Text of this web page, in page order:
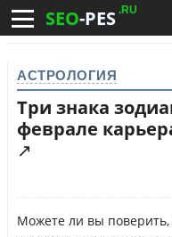
SEO-PES .RU
АСТРОЛОГИЯ
Три знака
феврале
↗
Можете ли вы